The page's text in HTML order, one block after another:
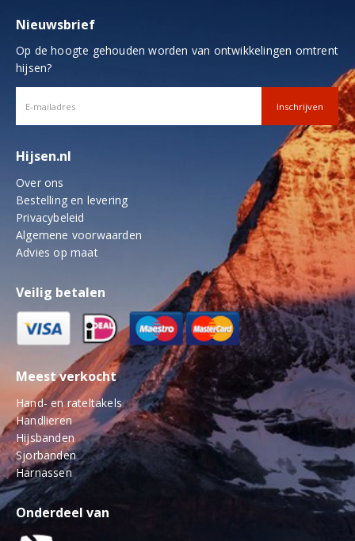
Nieuwsbrief
Op de hoogte gehouden worden van ontwikkelingen omtrent
hijsen?
Hijsen.nl
Over ons
Bestelling en levering
Privacybeleid
Algemene voorwaarden
Advies op maat
Veilig betalen
Meest verkocht
Hand- en rateltakels
Handlieren
Hijsbanden
Sjorbanden
Harnassen
Onderdeel van